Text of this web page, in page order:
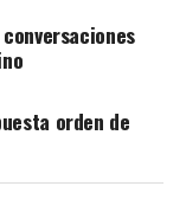
orden de